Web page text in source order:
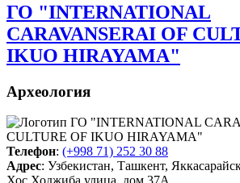
ГО "INTERNATIONAL
CARAVANSERAI OF
IKUO HIRAYAMA"
Археология
Телефон: (+998 71) 252 30 88
Адрес: Узбекистан, Ташкент,